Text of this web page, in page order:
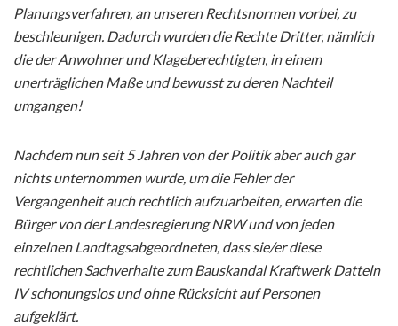
Planungsverfahren, an unseren Rechtsnormen vorbei, zu
beschleunigen. Dadurch wurden die Rechte Dritter, nämlich
die der Anwohner und Klageberechtigten, in einem
unerträglichen Maße und bewusst zu deren Nachteil
umgangen!
Nachdem nun seit 5 Jahren von der Politik aber auch gar
nichts unternommen wurde, um die Fehler der
Vergangenheit auch rechtlich aufzuarbeiten, erwarten die
Bürger von der Landesregierung NRW und von jeden
einzelnen Landtagsabgeordneten, dass sie/er diese
rechtlichen Sachverhalte zum Bauskandal Kraftwerk Datteln
IV schonungslos und ohne Rücksicht auf Personen
aufgeklärt.